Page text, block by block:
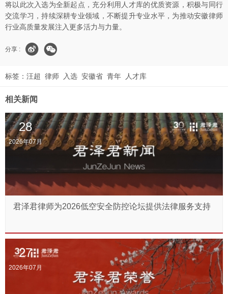
将以此次入选为全新起点，充分利用人才库的优质资源，积极与同行
交流学习，持续深耕专业领域，不断提升专业水平，为推动安徽律师
行业高质量发展注入更多活力与力量。
分享 :
标签： 汪超 律师 入选 安徽省 青年 人才库
相关新闻
28
2026年07月
君泽君律师为2026低空安全防控论坛提供法律服务支持
27
2026年07月